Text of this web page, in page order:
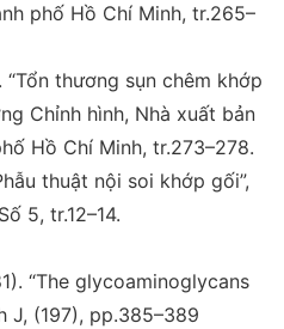
phố Hồ Chí Minh, tr.265–
“Tổn thương sụn chêm khớp
Chỉnh hình, Nhà xuất bản
Hồ Chí Minh, tr.273–278.
thuật nội soi khớp gối”,
5, tr.12–14.
“The glycoaminoglycans
J, (197), pp.385–389